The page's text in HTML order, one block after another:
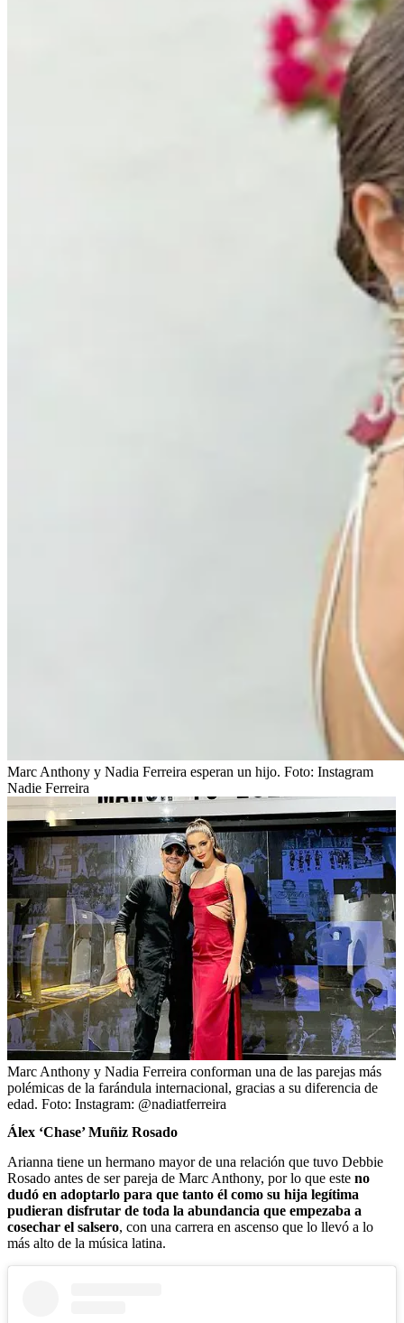
Marc Anthony y Nadia Ferreira esperan un hijo. Foto: Instagram
Nadie Ferreira
Marc Anthony y Nadia Ferreira conforman una de las parejas más
polémicas de la farándula internacional, gracias a su diferencia de
edad. Foto: Instagram: @nadiatferreira
Álex ‘Chase’ Muñiz Rosado
Arianna tiene un hermano mayor de una relación que tuvo Debbie
Rosado antes de ser pareja de Marc Anthony, por lo que este no
dudó en adoptarlo para que tanto él como su hija legítima
pudieran disfrutar de toda la abundancia que empezaba a
cosechar el salsero, con una carrera en ascenso que lo llevó a lo
más alto de la música latina.